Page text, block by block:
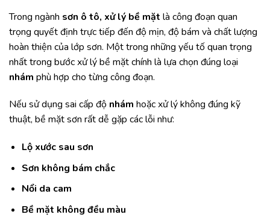
Trong ngành sơn ô tô, xử lý bề mặt là công đoạn quan
trọng quyết định trực tiếp đến độ mịn, độ bám và chất lượng
hoàn thiện của lớp sơn. Một trong những yếu tố quan trọng
nhất trong bước xử lý bề mặt chính là lựa chọn đúng loại
nhám phù hợp cho từng công đoạn.
Nếu sử dụng sai cấp độ nhám hoặc xử lý không đúng kỹ
thuật, bề mặt sơn rất dễ gặp các lỗi như:
Lộ xước sau sơn
Sơn không bám chắc
Nổi da cam
Bề mặt không đều màu